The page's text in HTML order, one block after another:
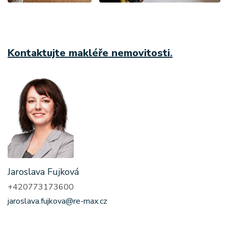
Kontaktujte makléře nemovitosti.
Jaroslava Fujková
+420773173600
jaroslava.fujkova@re-max.cz